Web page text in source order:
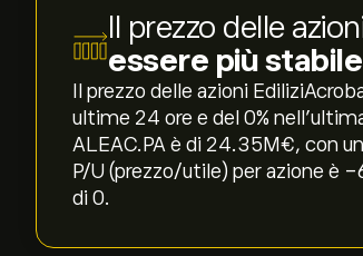
Il prezzo delle
essere più
Il prezzo delle azioni
ultime 24 ore e del ‎0‎%
ALEAC.PA è di 24.35M‎€‎, con
P/U (prezzo/utile) per azione è
di 0.